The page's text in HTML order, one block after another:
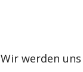
Wir werden